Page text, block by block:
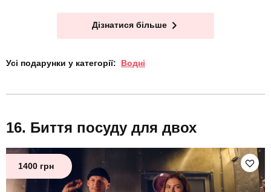
Дізнатися більше
Усі подарунки у категорії: Водні
Биття посуду для двох
1400 грн